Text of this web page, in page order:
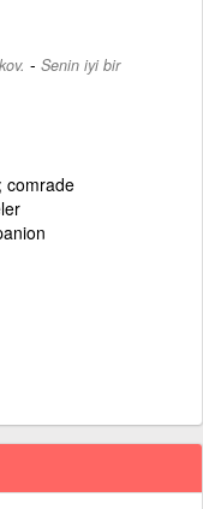
- Senin iyi bir
comrade